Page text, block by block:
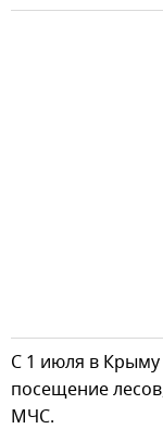
С 1 июля в Крыму
посещение
МЧС.